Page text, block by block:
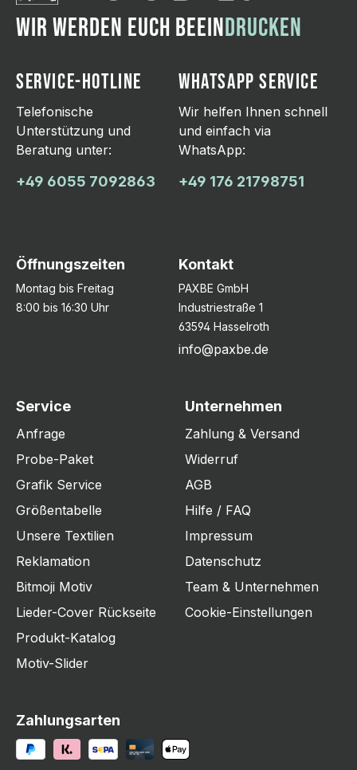
WIR WERDEN EUCH BEEINDRUCKEN
SERVICE-HOTLINE
Telefonische
Unterstützung und
Beratung unter:
+49 6055 7092863
WHATSAPP SERVICE
Wir helfen Ihnen schnell
und einfach via
WhatsApp:
+49 176 21798751
Öffnungszeiten
Montag bis Freitag
8:00 bis 16:30 Uhr
Kontakt
PAXBE GmbH
Industriestraße 1
63594 Hasselroth
info@paxbe.de
Service
Anfrage
Probe-Paket
Grafik Service
Größentabelle
Unsere Textilien
Reklamation
Bitmoji Motiv
Lieder-Cover Rückseite
Produkt-Katalog
Motiv-Slider
Unternehmen
Zahlung & Versand
Widerruf
AGB
Hilfe / FAQ
Impressum
Datenschutz
Team & Unternehmen
Cookie-Einstellungen
Zahlungsarten